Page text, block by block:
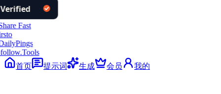
首页
提示词 生成 会员 我的